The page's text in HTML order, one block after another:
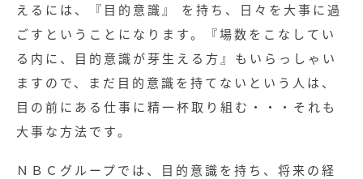
えるには、『目的意識』 を持ち、日々を大事に過
ごすということになります。『場数をこなしてい
る内に、目的意識が芽生える方』もいらっしゃい
ますので、まだ目的意識を持てないという人は、
目の前にある仕事に精一杯取り組む・・・それも
大事な方法です。
ＮＢＣグループでは、目的意識を持ち、将来の経